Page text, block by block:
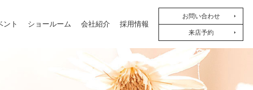
ント ショールーム 会社紹介 採用情報
お問い合わせ
来店予約